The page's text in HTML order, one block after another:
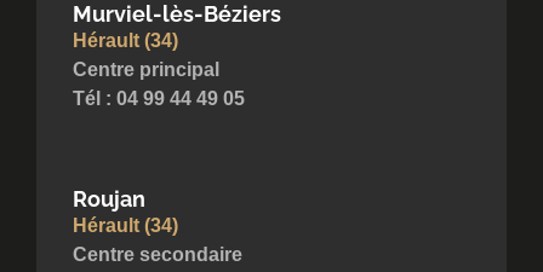
Murviel-lès-Béziers
Hérault (34)
Centre principal
Tél : 04 99 44 49 05
Roujan
Hérault (34)
Centre secondaire